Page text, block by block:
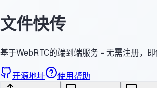
文件快传
基于WebRTC的端到端服务 - 无需注册，即
开源地址 使用帮助